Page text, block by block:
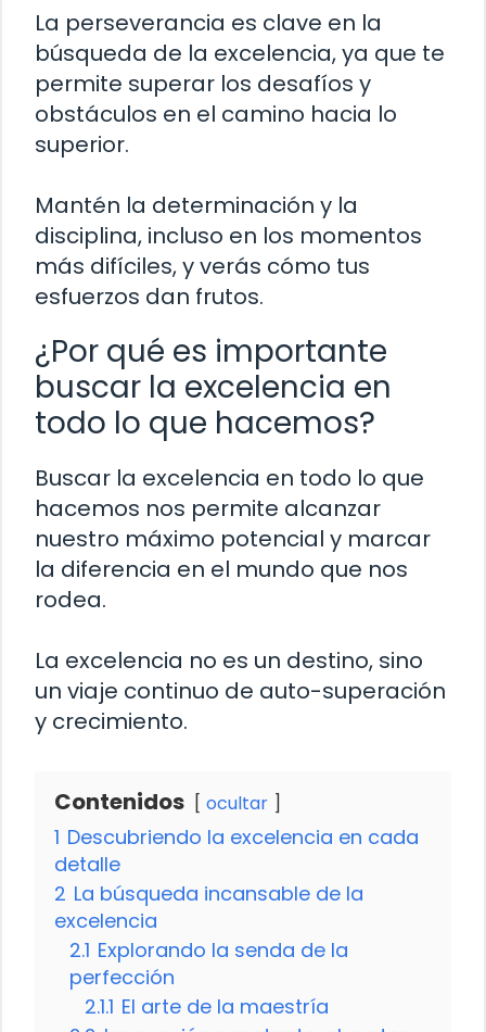
La perseverancia es clave en la
búsqueda de la excelencia, ya que te
permite superar los desafíos y
obstáculos en el camino hacia lo
superior.
Mantén la determinación y la
disciplina, incluso en los momentos
más difíciles, y verás cómo tus
esfuerzos dan frutos.
¿Por qué es importante
buscar la excelencia en
todo lo que hacemos?
Buscar la excelencia en todo lo que
hacemos nos permite alcanzar
nuestro máximo potencial y marcar
la diferencia en el mundo que nos
rodea.
La excelencia no es un destino, sino
un viaje continuo de auto-superación
y crecimiento.
Contenidos ocultar
1 Descubriendo la excelencia en cada
detalle
2 La búsqueda incansable de la
excelencia
2.1 Explorando la senda de la
perfección
2.1.1 El arte de la maestría